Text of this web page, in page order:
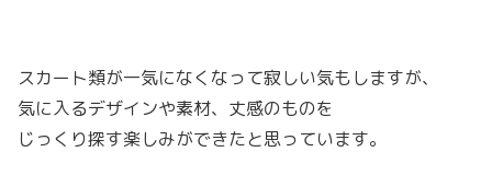
スカート類が一気になくなって寂しい気もしますが、
気に入るデザインや素材、丈感のものを
じっくり探す楽しみができたと思っています。